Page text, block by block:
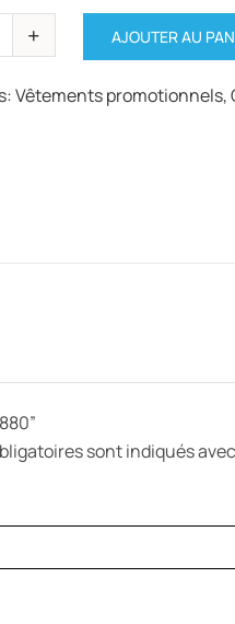
AJOUTER AU
Vêtements promotionnels,
sont indiqués avec